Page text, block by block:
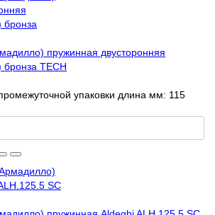
пружинная двусторонняя
бронза TECH
упаковки длина мм: 115